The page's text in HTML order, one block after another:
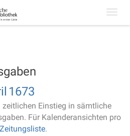
1673
zeitlichen Einstieg in sämtliche
Für Kalenderansichten pro
Zeitungsliste.